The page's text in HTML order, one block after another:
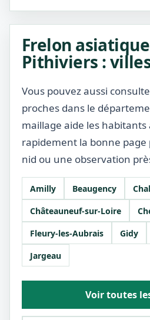
Frelon
Pithiviers :
Vous pouvez aussi
proches dans le
maillage aide les
rapidement la bonne
nid ou une observation
Amilly Beaugency
Châteauneuf-sur-Loire
Fleury-les-Aubrais
Gidy
Jargeau
Voir toutes